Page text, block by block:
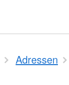
Adressen